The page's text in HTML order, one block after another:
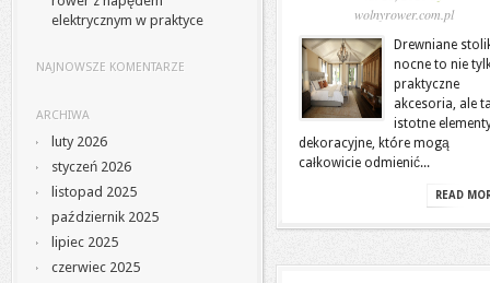
elektrycznym w praktyce
NAJNOWSZE KOMENTARZE
ARCHIWA
luty 2026
styczeń 2026
listopad 2025
październik 2025
lipiec 2025
czerwiec 2025
wolnyrower.com.pl
Drewniane
nocne to nie
praktyczne
akcesoria, ale
istotne
dekoracyjne, które mogą
całkowicie odmienić...
READ